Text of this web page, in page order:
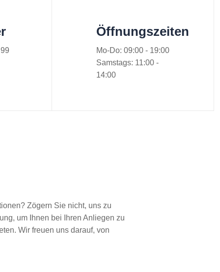
Öffnungszeiten
Mo-Do: 09:00 - 19:00
Samstags: 11:00 -
14:00
Zögern Sie nicht, uns zu
um Ihnen bei Ihren Anliegen zu
Wir freuen uns darauf, von